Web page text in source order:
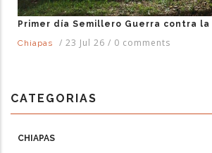
Primer día Semillero Guerra contra la
Chiapas
/ 23 Jul 26 / 0 comments
CATEGORIAS
CHIAPAS